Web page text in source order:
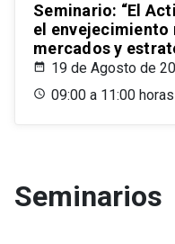
Seminario: “El
el
mercados y
19 de Agosto de
09:00 a 11:00 horas
Seminarios